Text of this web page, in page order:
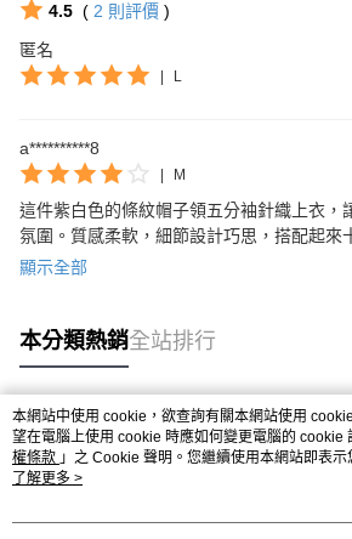
4.5 ( 2 則評價 )
匿名
L
a**********8
M
這件紫白色的條紋帽子領五分袖針織上衣，
氛圍。質感柔軟，細節設計巧思，搭配起來
獨特穿搭的時尚愛好者！
顯示全部
本分類熱銷全站排行
熱門標籤
本網站中使用 cookie，欲查詢有關本網站使用
望在電腦上使用 cookie 時應如何變更電腦的 cookie
權條款 」之 Cookie 聲明。您繼續使用本網站即表
用條款之 Cookie 聲明使用 cookie。
了解更多 >